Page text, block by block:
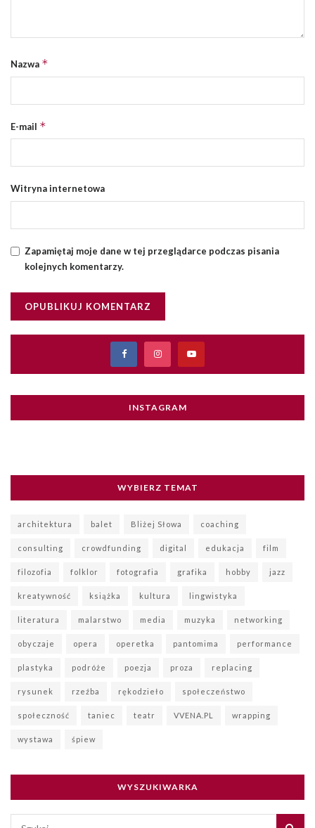
Nazwa *
E-mail *
Witryna internetowa
Zapamiętaj moje dane w tej przeglądarce podczas pisania
kolejnych komentarzy.
INSTAGRAM
WYBIERZ TEMAT
architektura balet Bliżej Słowa coaching
consulting crowdfunding digital edukacja film
filozofia folklor fotografia grafika hobby jazz
kreatywność książka kultura lingwistyka
literatura malarstwo media muzyka networking
obyczaje opera operetka pantomima performance
plastyka podróże poezja proza replacing
rysunek rzeźba rękodzieło społeczeństwo
społeczność taniec teatr VVENA.PL wrapping
wystawa śpiew
WYSZUKIWARKA